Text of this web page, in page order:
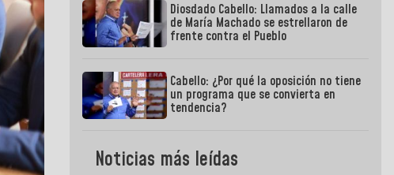
Diosdado Cabello: Llamados a la calle
de María Machado se estrellaron de
frente contra el Pueblo
Cabello: ¿Por qué la oposición no tiene
un programa que se convierta en
tendencia?
Noticias más leídas